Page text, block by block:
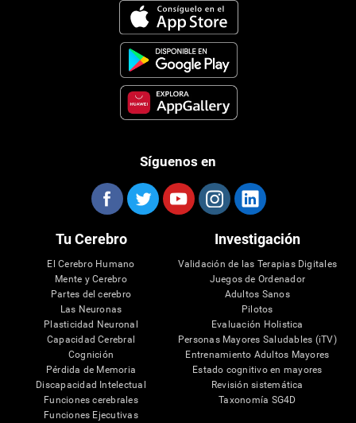
Síguenos en
Tu Cerebro
El Cerebro Humano
Mente y Cerebro
Partes del cerebro
Las Neuronas
Plasticidad Neuronal
Capacidad Cerebral
Cognición
Pérdida de Memoria
Discapacidad Intelectual
Funciones cerebrales
Funciones Ejecutivas
Investigación
Validación de las Terapias Digitales
Juegos de Ordenador
Adultos Sanos
Pilotos
Evaluación Holistica
Personas Mayores Saludables (iTV)
Entrenamiento Adultos Mayores
Estado cognitivo en mayores
Revisión sistemática
Taxonomía SG4D